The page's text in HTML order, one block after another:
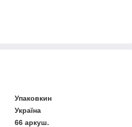
Упаковкин
Україна
66 аркуш.